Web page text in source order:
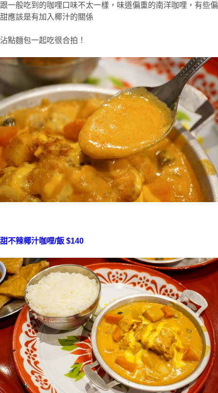
跟一般吃到的咖哩口味不太一樣，味道偏重的南洋咖哩，有些偏
甜應該是有加入椰汁的關係
沾點麵包一起吃很合拍！
甜不辣椰汁咖哩/飯 $140